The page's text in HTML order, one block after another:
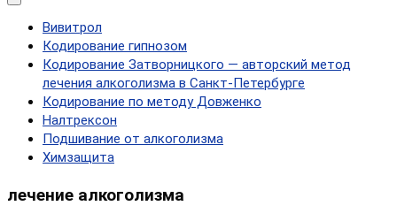
Вивитрол
Кодирование гипнозом
Кодирование Затворницкого — авторский метод
лечения алкоголизма в Санкт‑Петербурге
Кодирование по методу Довженко
Налтрексон
Подшивание от алкоголизма
Химзащита
лечение алкоголизма